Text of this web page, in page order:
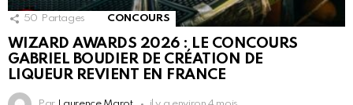
50 Partages CONCOURS
WIZARD AWARDS 2026 : LE CONCOURS
GABRIEL BOUDIER DE CRÉATION DE
LIQUEUR REVIENT EN FRANCE